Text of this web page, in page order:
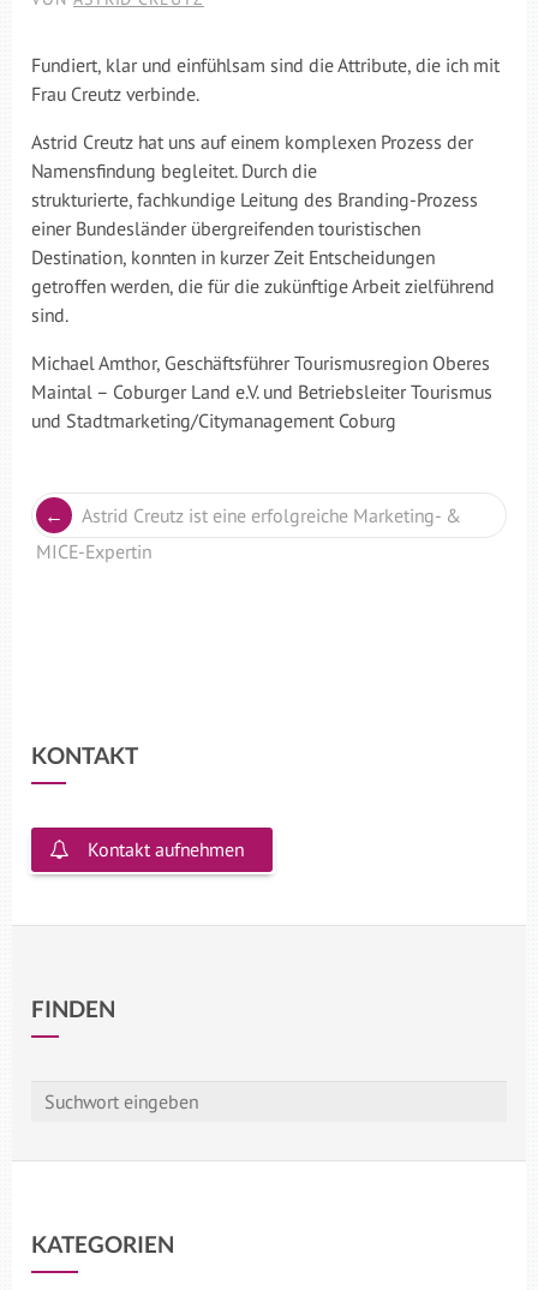
Fundiert, klar und einfühlsam sind die Attribute, die ich mit
Frau Creutz verbinde.
Astrid Creutz hat uns auf einem komplexen Prozess der
Namensfindung begleitet. Durch die
strukturierte, fachkundige Leitung des Branding-Prozess
einer Bundesländer übergreifenden touristischen
Destination, konnten in kurzer Zeit Entscheidungen
getroffen werden, die für die zukünftige Arbeit zielführend
sind.
Michael Amthor, Geschäftsführer Tourismusregion Oberes
Maintal – Coburger Land e.V. und Betriebsleiter Tourismus
und Stadtmarketing/Citymanagement Coburg
Astrid Creutz ist eine erfolgreiche Marketing- &
MICE-Expertin
KONTAKT
Kontakt aufnehmen
FINDEN
KATEGORIEN